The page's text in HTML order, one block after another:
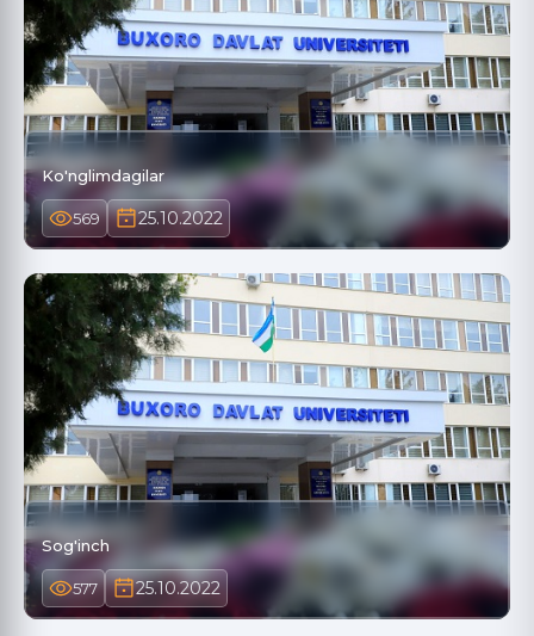
Ko'nglimdagilar
569 25.10.2022
Sog'inch
577 25.10.2022